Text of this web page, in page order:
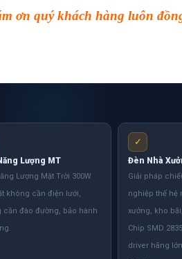
ơn quý khách hàng luôn
Lượng MT
Lượng Mặt Trời 300W
không cần điện lưới,
cần đào đường, bảo hành
✓
Đèn Nhà
Giải pháp
nghiệp thế hệ
xưởng, kho
Chip SMD
driver hãng